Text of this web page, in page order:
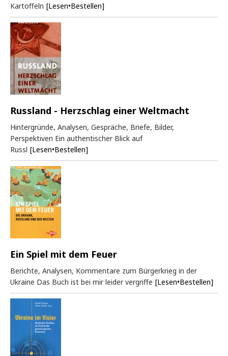
Kartoffeln [Lesen•Bestellen]
Russland - Herzschlag einer Weltmacht
Hintergründe, Analysen, Gespräche, Briefe, Bilder,
Perspektiven Ein authentischer Blick auf
Russl [Lesen•Bestellen]
Ein Spiel mit dem Feuer
Berichte, Analysen, Kommentare zum Bürgerkrieg in der
Ukraine Das Buch ist bei mir leider vergriffe [Lesen•Bestellen]